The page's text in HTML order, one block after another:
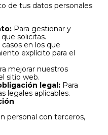
de tus datos personales
Para gestionar y
solicitas.
casos en los que
explícito para el
mejorar nuestros
sitio web.
legal: Para
legales aplicables.
personal con terceros,